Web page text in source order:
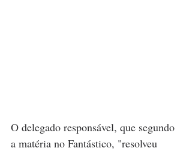
O delegado responsável, que segundo
a matéria no Fantástico, "resolveu